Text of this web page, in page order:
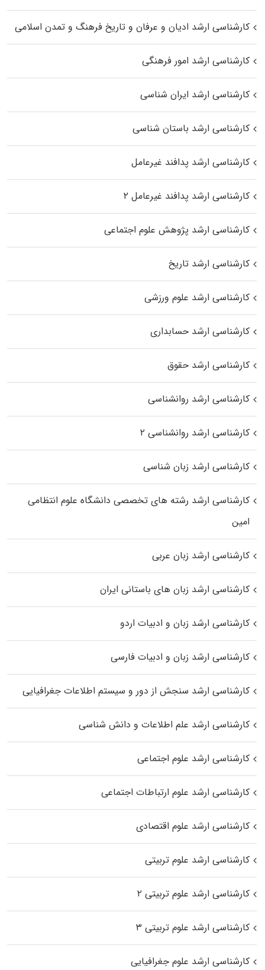
کارشناسی ارشد ادیان و عرفان و تاریخ فرهنگ و تمدن اسلامی
کارشناسی ارشد امور فرهنگی
کارشناسی ارشد ایران شناسی
کارشناسی ارشد باستان شناسی
کارشناسی ارشد پدافند غیرعامل
کارشناسی ارشد پدافند غیرعامل ۲
کارشناسی ارشد پژوهش علوم اجتماعی
کارشناسی ارشد تاریخ
کارشناسی ارشد علوم ورزشی
کارشناسی ارشد حسابداری
کارشناسی ارشد حقوق
کارشناسی ارشد روانشناسی
کارشناسی ارشد روانشناسی ۲
کارشناسی ارشد زبان شناسی
کارشناسی ارشد رﺷﺘﻪ ﻫﺎی تخصصی داﻧﺸﮕﺎه ﻋﻠﻮم انتظامی
اﻣﻴﻦ
کارشناسی ارشد زبان عربی
کارشناسی ارشد زبان‌ های باستانی ایران
کارشناسی ارشد زبان و ادبیات اردو
کارشناسی ارشد زبان و ادبیات فارسی
کارشناسی ارشد سنجش از دور و سیستم اطلاعات جغرافیایی
کارشناسی ارشد علم اطلاعات و دانش شناسی
کارشناسی ارشد علوم اجتماعی
کارشناسی ارشد علوم ارتباطات اجتماعی
کارشناسی ارشد علوم اقتصادی
کارشناسی ارشد علوم تربیتی
کارشناسی ارشد علوم تربیتی ۲
کارشناسی ارشد علوم تربیتی ۳
کارشناسی ارشد علوم جغرافیایی